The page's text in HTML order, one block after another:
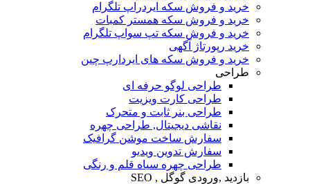
خرید و فروش سکه ایردراپ تلگرام
خرید و فروش سکه همستر کمبات
خرید و فروش سکه تپ سواپ تلگرام
خرید رپورتاژ آگهی
خرید و فروش سکه های ایردارپ چین
طراحی
طراحی لوگو حرفه ای
طراحی کارت ویزیت
طراحی بنر ثابت و متحرک
نقاشی دیجیتال, طراحی چهره
سفارش ساخت موشن گرافیک
سفارش تدوین ویدیو
طراحی چهره سیاه قلم و رنگی
بازدید ,ورودی گوگل , SEO